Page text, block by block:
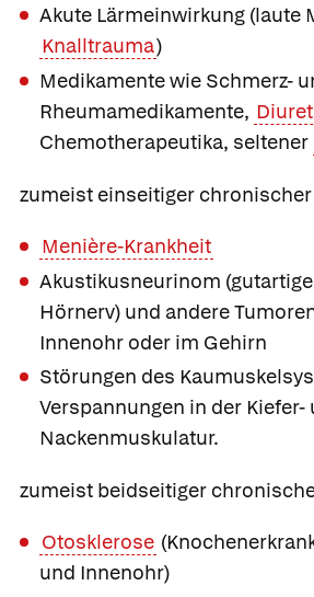
Akute Lärmeinwirkung (laute
Knalltrauma)
Medikamente wie Schmerz-
Rheumamedikamente,
Chemotherapeutika, seltener
zumeist einseitiger
Menière-Krankheit
Akustikusneurinom
Hörnerv) und andere
Innenohr oder im Gehirn
Störungen des
Verspannungen in der Kiefer-
Nackenmuskulatur.
zumeist beidseitiger
Otosklerose
und Innenohr)